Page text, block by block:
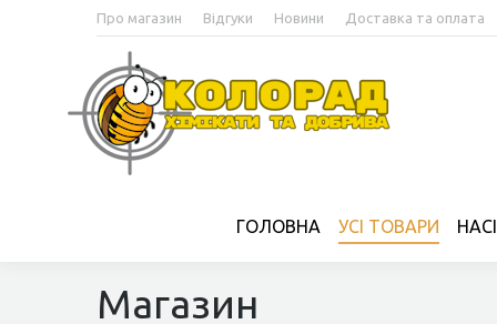
Про магазин Відгуки Новини Доставка та оплата
ГОЛОВНА УСІ ТОВАРИ
Магазин